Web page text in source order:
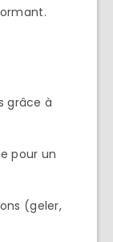
grâce à
pour un
(geler,